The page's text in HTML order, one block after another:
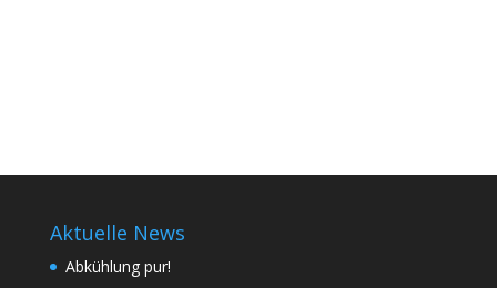
Aktuelle News
Abkühlung pur!